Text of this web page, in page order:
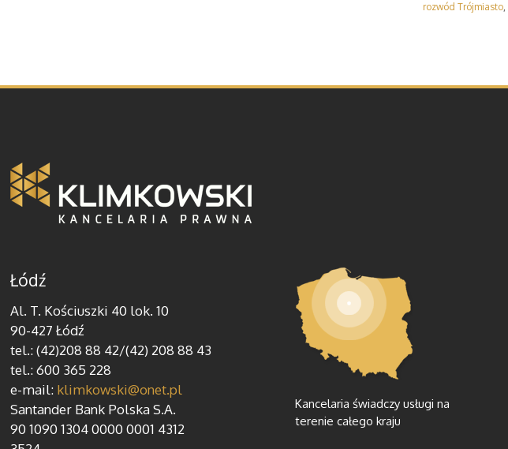
rozwód Trójmiasto,
Łódź
Al. T. Kościuszki 40 lok. 10
90-427 Łódź
tel.: (42)208 88 42/(42) 208 88 43
tel.: 600 365 228
e-mail: klimkowski@onet.pl
Santander Bank Polska S.A.
90 1090 1304 0000 0001 4312
Kancelaria świadczy usługi na
terenie całego kraju